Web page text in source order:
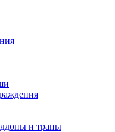
и трапы